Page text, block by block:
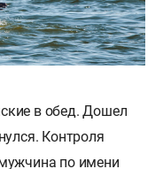
в обед. Дошел
Контроля
по имени